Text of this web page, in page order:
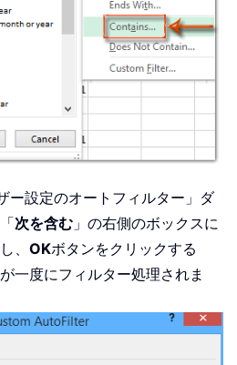
ー設定のオートフィルター」ダ
次を含む 」の右側のボックスに
、 OKボタンをクリックする
一度にフィルター処理されま